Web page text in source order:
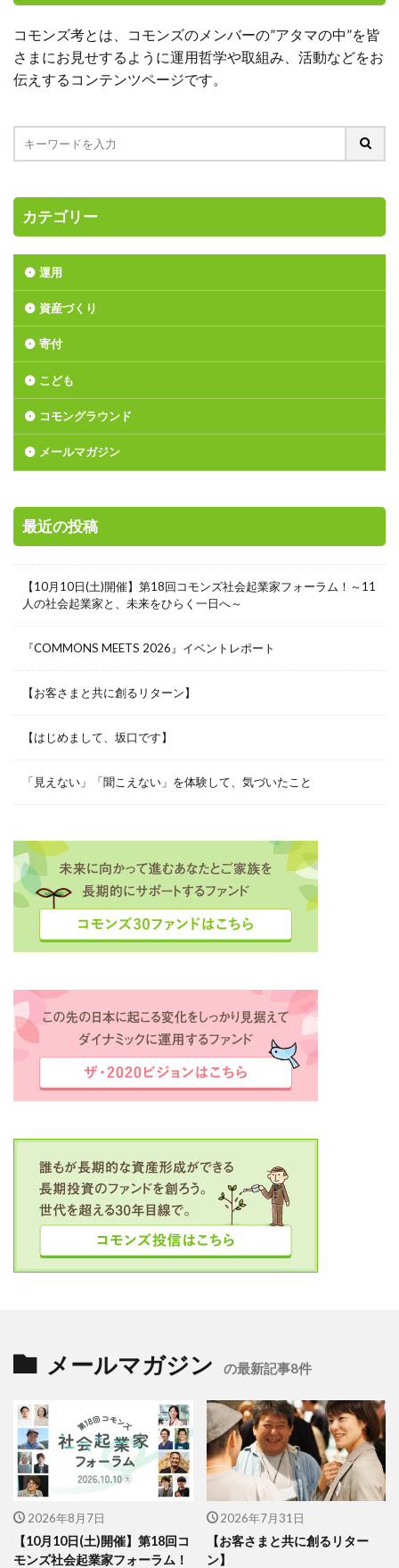
コモンズ考とは、コモンズのメンバーの”アタマの中”を皆
さまにお見せするように運用哲学や取組み、活動などをお
伝えするコンテンツページです。
カテゴリー
運用
資産づくり
寄付
こども
コモングラウンド
メールマガジン
最近の投稿
【10月10日(土)開催】第18回コモンズ社会起業家フォーラム！～11
人の社会起業家と、未来をひらく一日へ～
『COMMONS MEETS 2026』イベントレポート
【お客さまと共に創るリターン】
【はじめまして、坂口です】
「見えない」「聞こえない」を体験して、気づいたこと
メールマガジン の最新記事8件
2026年8月7日
【10月10日(土)開催】第18回コ
モンズ社会起業家フォーラム！
2026年7月31日
【お客さまと共に創るリター
ン】